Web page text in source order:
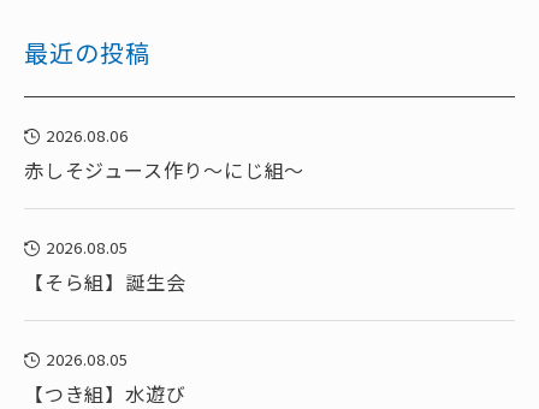
最近の投稿
2026.08.06
赤しそジュース作り～にじ組～
2026.08.05
【そら組】誕生会
2026.08.05
【つき組】水遊び